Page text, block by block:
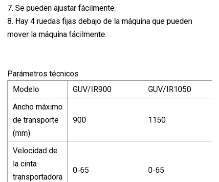
7. Se pueden ajustar fácilmente.
8. Hay 4 ruedas fijas debajo de la máquina que pueden
mover la máquina fácilmente.
Parámetros técnicos
Modelo
GUV/IR900
GUV/IR1050
Ancho máximo
de transporte
(mm)
900 1150
Velocidad de
la cinta
transportadora
0-65 0-65